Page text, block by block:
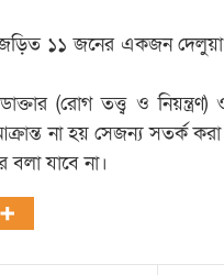
জড়িত ১১ জনের একজন
(রোগ তত্ত্ব ও
না হয় সেজন্য সতর্ক
বলা যাবে না।